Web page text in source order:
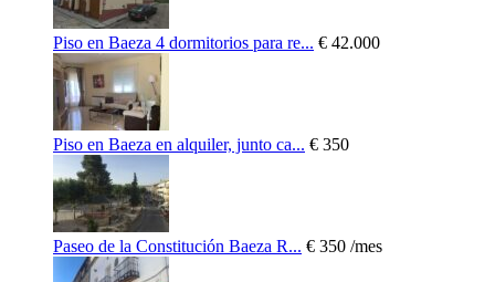
Piso en Baeza 4 dormitorios para re... € 42.000
Piso en Baeza en alquiler, junto ca... € 350
Paseo de la Constitución Baeza R... € 350 /mes